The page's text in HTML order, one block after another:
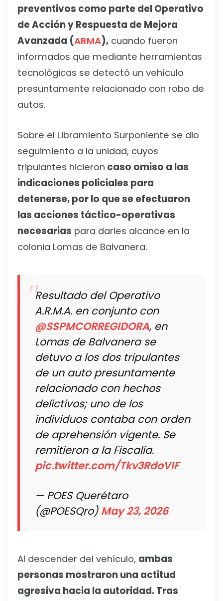
preventivos como parte del Operativo
de Acción y Respuesta de Mejora
Avanzada (ARMA), cuando fueron
informados que mediante herramientas
tecnológicas se detectó un vehículo
presuntamente relacionado con robo de
autos.
Sobre el Libramiento Surponiente se dio
seguimiento a la unidad, cuyos
tripulantes hicieron caso omiso a las
indicaciones policiales para
detenerse, por lo que se efectuaron
las acciones táctico-operativas
necesarias para darles alcance en la
colonia Lomas de Balvanera.
Resultado del Operativo
A.R.M.A. en conjunto con
@SSPMCORREGIDORA, en
Lomas de Balvanera se
detuvo a los dos tripulantes
de un auto presuntamente
relacionado con hechos
delictivos; uno de los
individuos contaba con orden
de aprehensión vigente. Se
remitieron a la Fiscalía.
pic.twitter.com/Tkv3RdoVIF
— POES Querétaro
(@POESQro) May 23, 2026
Al descender del vehículo, ambas
personas mostraron una actitud
agresiva hacia la autoridad. Tras